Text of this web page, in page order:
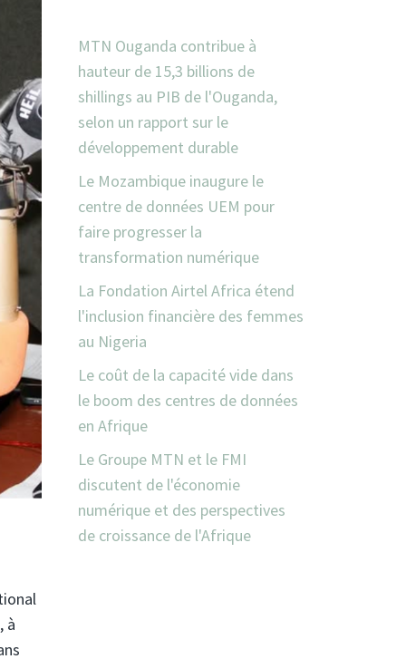
à
MTN Ouganda contribue à
hauteur de 15,3 billions de
shillings au PIB de l'Ouganda,
selon un rapport sur le
développement durable
Le Mozambique inaugure le
centre de données UEM pour
faire progresser la
transformation numérique
La Fondation Airtel Africa étend
l'inclusion financière des femmes
au Nigeria
Le coût de la capacité vide dans
le boom des centres de données
en Afrique
Le Groupe MTN et le FMI
discutent de l'économie
numérique et des perspectives
de croissance de l'Afrique